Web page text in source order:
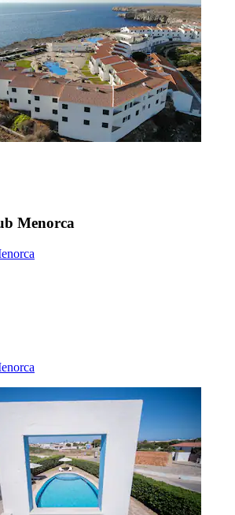
Menorca